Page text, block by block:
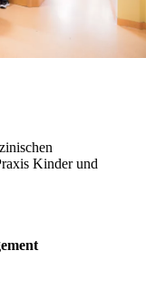
Kinder und